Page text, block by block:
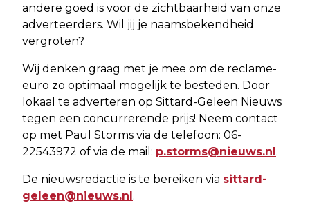
andere goed is voor de zichtbaarheid van onze
adverteerders. Wil jij je naamsbekendheid
vergroten?
Wij denken graag met je mee om de reclame-
euro zo optimaal mogelijk te besteden. Door
lokaal te adverteren op Sittard-Geleen Nieuws
tegen een concurrerende prijs! Neem contact
op met Paul Storms via de telefoon: 06-
22543972 of via de mail: p.storms@nieuws.nl.
De nieuwsredactie is te bereiken via sittard-
geleen@nieuws.nl.